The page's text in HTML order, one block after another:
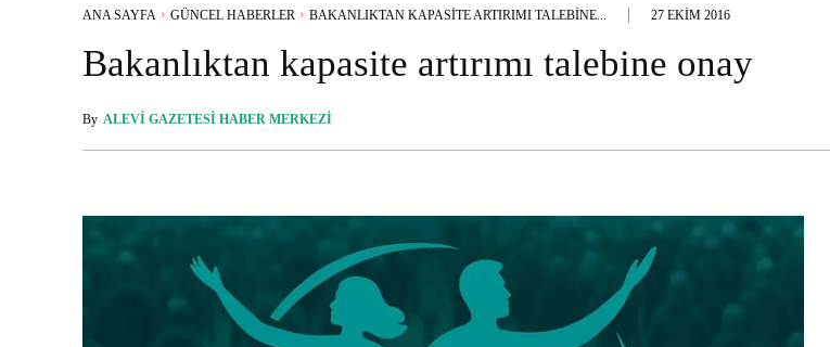
ANA SAYFA GÜNCEL HABERLER BAKANLIKTAN KAPASITE ARTIRIMI TALEBINE... 27 EKIM 2016
Bakanlıktan kapasite artırımı talebine onay
By ALEVI GAZETESI HABER MERKEZI